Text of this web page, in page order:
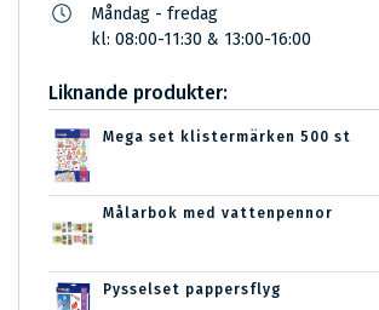
Måndag - fredag
kl: 08:00-11:30 & 13:00-16:00
Liknande produkter:
Mega set klistermärken 500 st
Målarbok med vattenpennor
Pysselset pappersflyg